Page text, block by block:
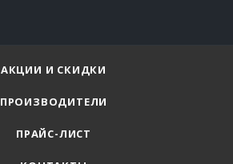
АКЦИИ И СКИДКИ
ПРОИЗВОДИТЕЛИ
ПРАЙС-ЛИСТ